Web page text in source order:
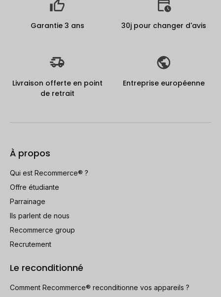
Garantie 3 ans 30j pour changer d'avis
Livraison offerte en point
de retrait
Entreprise européenne
À propos
Qui est Recommerce® ?
Offre étudiante
Parrainage
Ils parlent de nous
Recommerce group
Recrutement
Le reconditionné
Comment Recommerce® reconditionne vos appareils ?